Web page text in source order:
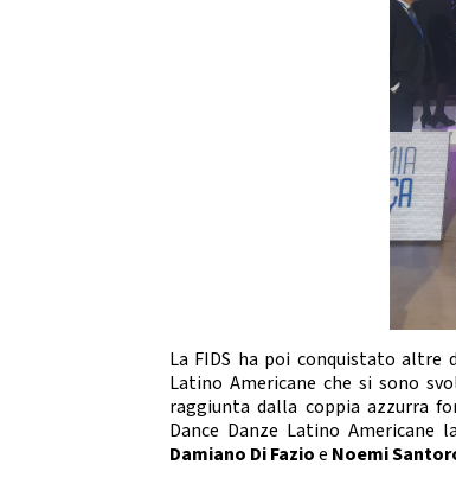
La FIDS ha poi conquistato altre
Latino Americane che si sono
raggiunta dalla coppia azzurra
Dance Danze Latino
Damiano Di Fazioe Noemi